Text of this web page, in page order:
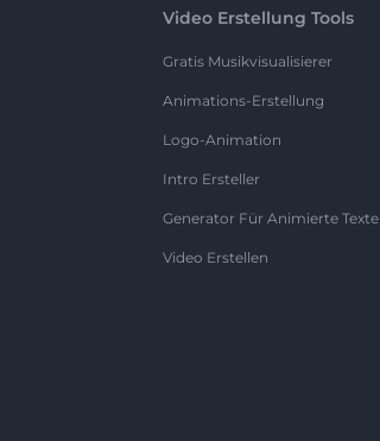
Video Erstellung Tools
Gratis Musikvisualisierer
Animations-Erstellung
Logo-Animation
Intro Ersteller
Generator Für Animierte Texte
Video Erstellen